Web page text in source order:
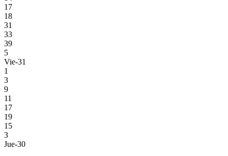
17
18
31
33
39
5
Vie-31
1
3
9
11
17
19
15
3
Jue-30